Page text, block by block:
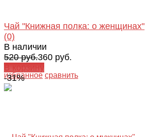
избранное сравнить
Чай "Книжная полка: о женщинах"
(0)
В наличии
520 руб.360 руб.
В корзину
-31%